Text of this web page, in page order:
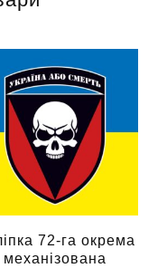
72-га окрема
механізована